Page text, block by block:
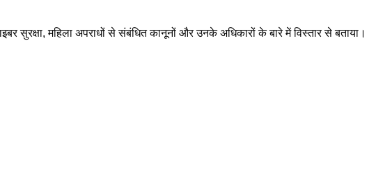
सुरक्षा, महिला अपराधों से संबंधित कानूनों और उनके अधिकारों के बारे में विस्तार से बताया।